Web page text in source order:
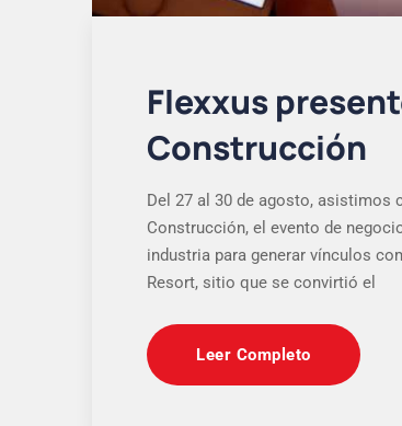
Flexxus
Construcción
Del 27 al 30 de agosto, asistimos
Construcción, el evento de
industria para generar vínculos
Resort, sitio que se convirtió el
Leer Completo